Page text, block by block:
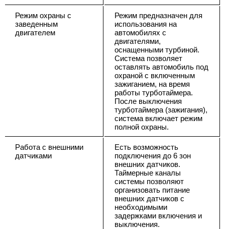
Режим охраны с
заведенным
двигателем
Режим предназначен для
использования на
автомобилях с
двигателями,
оснащенными турбиной.
Система позволяет
оставлять автомобиль под
охраной с включенным
зажиганием, на время
работы турботаймера.
После выключения
турботаймера (зажигания),
система включает режим
полной охраны.
Работа с внешними
датчиками
Есть возможность
подключения до 6 зон
внешних датчиков.
Таймерные каналы
системы позволяют
организовать питание
внешних датчиков с
необходимыми
задержками включения и
выключения.